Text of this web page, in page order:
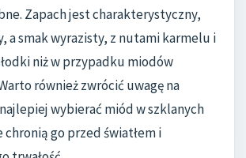
Zapach jest charakterystyczny,
a smak wyrazisty, z nutami karmelu i
niż w przypadku miodów
również zwrócić uwagę na
wybierać miód w szklanych
chronią go przed światłem i